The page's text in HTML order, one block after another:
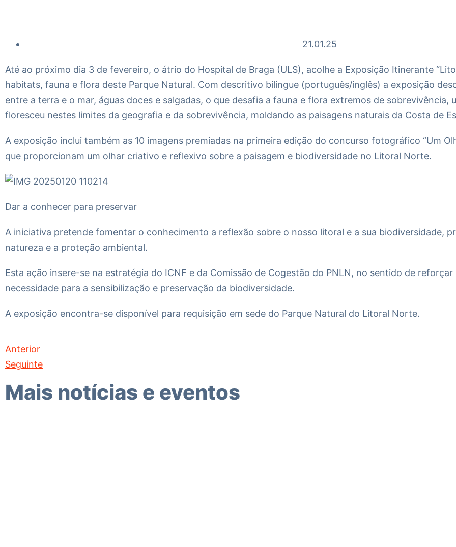
21.01.25
Até ao próximo dia 3 de fevereiro, o átrio do Hospital de Braga (ULS), acolhe a Exposição Itinerante
habitats, fauna e flora deste Parque Natural. Com descritivo bilingue (português/inglês) a exposição
entre a terra e o mar, águas doces e salgadas, o que desafia a fauna e flora extremos de
floresceu nestes limites da geografia e da sobrevivência, moldando as paisagens naturais da Costa de
A exposição inclui também as 10 imagens premiadas na primeira edição do concurso fotográfico “Um
que proporcionam um olhar criativo e reflexivo sobre a paisagem e biodiversidade no Litoral Norte.
Dar a conhecer para preservar
A iniciativa pretende fomentar o conhecimento a reflexão sobre o nosso litoral e a sua biodiversidade,
natureza e a proteção ambiental.
Esta ação insere-se na estratégia do ICNF e da Comissão de Cogestão do PNLN, no sentido de
necessidade para a sensibilização e preservação da biodiversidade.
A exposição encontra-se disponível para requisição em sede do Parque Natural do Litoral Norte.
Anterior
Seguinte
Mais notícias e eventos